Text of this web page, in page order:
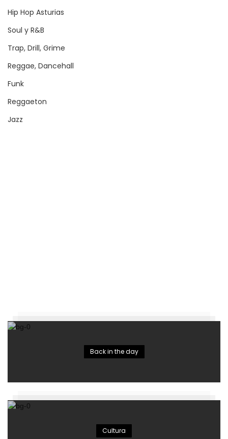
Hip Hop Asturias
Soul y R&B
Trap, Drill, Grime
Reggae, Dancehall
Funk
Reggaeton
Jazz
Back in the day
Cultura